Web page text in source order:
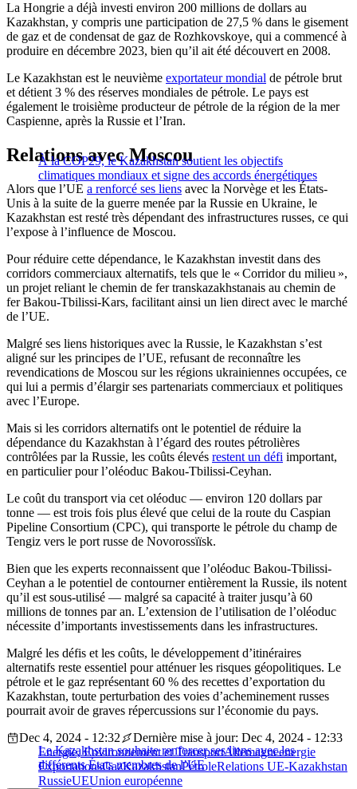
La Hongrie a déjà investi environ 200 millions de dollars au
Kazakhstan, y compris une participation de 27,5 % dans le gisement
de gaz et de condensat de gaz de Rozhkovskoye, qui a commencé à
produire en décembre 2023, bien qu’il ait été découvert en 2008.
Le Kazakhstan est le neuvième exportateur mondial de pétrole brut
et détient 3 % des réserves mondiales de pétrole. Le pays est
également le troisième producteur de pétrole de la région de la mer
Caspienne, après la Russie et l’Iran.
À la COP29, le Kazakhstan soutient les objectifs
climatiques mondiaux et signe des accords énergétiques
Relations avec Moscou
Alors que l’UE a renforcé ses liens avec la Norvège et les États-
Unis à la suite de la guerre menée par la Russie en Ukraine, le
Kazakhstan est resté très dépendant des infrastructures russes, ce qui
l’expose à l’influence de Moscou.
Pour réduire cette dépendance, le Kazakhstan investit dans des
corridors commerciaux alternatifs, tels que le « Corridor du milieu »,
un projet reliant le chemin de fer transkazakhstanais au chemin de
fer Bakou-Tbilissi-Kars, facilitant ainsi un lien direct avec le marché
de l’UE.
Malgré ses liens historiques avec la Russie, le Kazakhstan s’est
aligné sur les principes de l’UE, refusant de reconnaître les
revendications de Moscou sur les régions ukrainiennes occupées, ce
qui lui a permis d’élargir ses partenariats commerciaux et politiques
avec l’Europe.
Mais si les corridors alternatifs ont le potentiel de réduire la
dépendance du Kazakhstan à l’égard des routes pétrolières
contrôlées par la Russie, les coûts élevés restent un défi important,
en particulier pour l’oléoduc Bakou-Tbilissi-Ceyhan.
Le coût du transport via cet oléoduc — environ 120 dollars par
tonne — est trois fois plus élevé que celui de la route du Caspian
Pipeline Consortium (CPC), qui transporte le pétrole du champ de
Tengiz vers le port russe de Novorossïïsk.
Bien que les experts reconnaissent que l’oléoduc Bakou-Tbilissi-
Ceyhan a le potentiel de contourner entièrement la Russie, ils notent
qu’il est sous-utilisé — malgré sa capacité à traiter jusqu’à 60
millions de tonnes par an. L’extension de l’utilisation de l’oléoduc
nécessite d’importants investissements dans les infrastructures.
Malgré les défis et les coûts, le développement d’itinéraires
alternatifs reste essentiel pour atténuer les risques géopolitiques. Le
pétrole et le gaz représentant 60 % des recettes d’exportation du
Kazakhstan, toute perturbation des voies d’acheminement russes
pourrait avoir de graves répercussions sur l’économie du pays.
Le Kazakhstan souhaite renforcer ses liens avec les
différents États membres de l’UE
Dec 4, 2024 - 12:32
Dernière mise à jour: Dec 4, 2024 - 12:33
Energie, Environnement et TransportAllemagneenergie
ExportationsGazKazakhstanPétroleRelations UE-Kazakhstan
RussieUEUnion européenne